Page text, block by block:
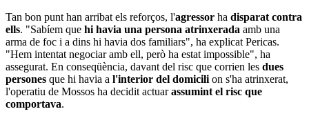
Tan bon punt han arribat els reforços, l'agressor ha disparat contra
ells. "Sabíem que hi havia una persona atrinxerada amb una
arma de foc i a dins hi havia dos familiars", ha explicat Pericas.
"Hem intentat negociar amb ell, però ha estat impossible", ha
assegurat. En conseqüència, davant del risc que corrien les dues
persones que hi havia a l'interior del domicili on s'ha atrinxerat,
l'operatiu de Mossos ha decidit actuarassumint el risc que
comportava.